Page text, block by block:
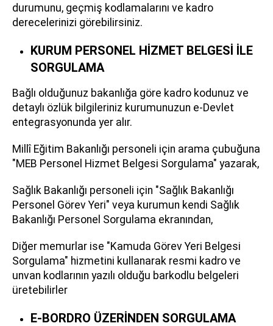
durumunu, geçmiş kodlamalarını ve kadro
derecelerinizi görebilirsiniz.
KURUM PERSONEL HİZMET BELGESİ İLE
SORGULAMA
Bağlı olduğunuz bakanlığa göre kadro kodunuz ve
detaylı özlük bilgileriniz kurumunuzun e-Devlet
entegrasyonunda yer alır.
Millî Eğitim Bakanlığı personeli için arama çubuğuna
"MEB Personel Hizmet Belgesi Sorgulama" yazarak,
Sağlık Bakanlığı personeli için "Sağlık Bakanlığı
Personel Görev Yeri" veya kurumun kendi Sağlık
Bakanlığı Personel Sorgulama ekranından,
Diğer memurlar ise "Kamuda Görev Yeri Belgesi
Sorgulama" hizmetini kullanarak resmi kadro ve
unvan kodlarının yazılı olduğu barkodlu belgeleri
üretebilirler
E-BORDRO ÜZERİNDEN SORGULAMA